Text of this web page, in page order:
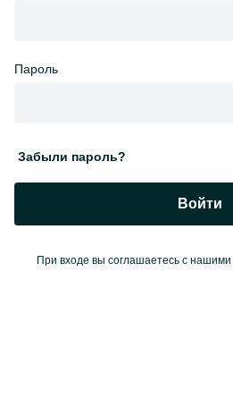
Пароль
Забыли пароль?
Войти
При входе вы соглашаетесь с нашими